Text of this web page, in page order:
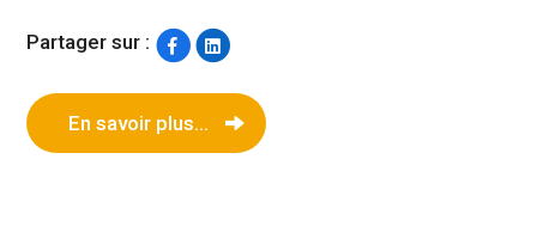
Partager sur :
En savoir plus...